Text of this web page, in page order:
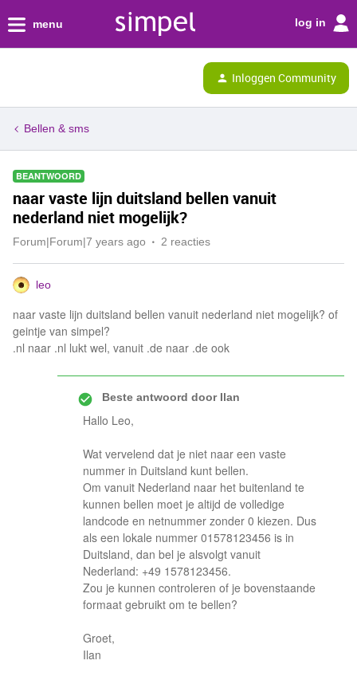
menu log in
Inloggen Community
Bellen & sms
BEANTWOORD
naar vaste lijn duitsland bellen vanuit
nederland niet mogelijk?
Forum|Forum|7 years ago 2 reacties
leo
naar vaste lijn duitsland bellen vanuit nederland niet mogelijk? of
geintje van simpel?
.nl naar .nl lukt wel, vanuit .de naar .de ook
Beste antwoord doorIlan
Hallo Leo,
Wat vervelend dat je niet naar een vaste
nummer in Duitsland kunt bellen.
Om vanuit Nederland naar het buitenland te
kunnen bellen moet je altijd de volledige
landcode en netnummer zonder 0 kiezen. Dus
als een lokale nummer 01578123456 is in
Duitsland, dan bel je alsvolgt vanuit
Nederland: +49 1578123456.
Zou je kunnen controleren of je bovenstaande
formaat gebruikt om te bellen?
Groet,
Ilan